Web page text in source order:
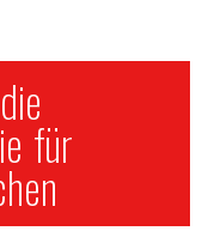
für